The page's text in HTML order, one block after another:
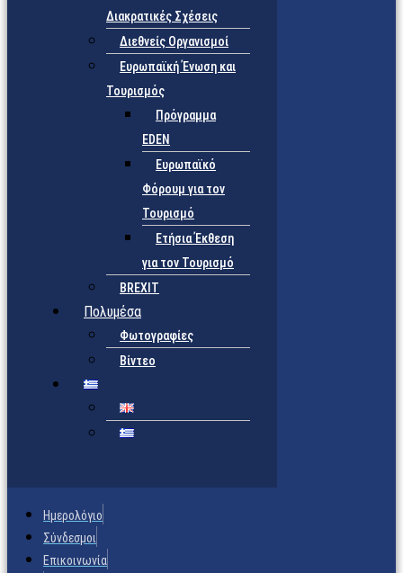
Διακρατικές Σχέσεις
Διεθνείς Οργανισμοί
Ευρωπαϊκή Ένωση και
Τουρισμός
Πρόγραμμα
EDEN
Ευρωπαϊκό
Φόρουμ για τον
Τουρισμό
Ετήσια Έκθεση
για τον Τουρισμό
BREXIT
Πολυμέσα
Φωτογραφίες
Βίντεο
Ημερολόγιο
Σύνδεσμοι
Επικοινωνία